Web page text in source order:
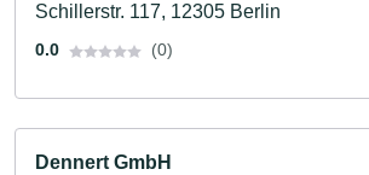
Schillerstr. 117, 12305 Berlin
0.0 (0)
Dennert GmbH